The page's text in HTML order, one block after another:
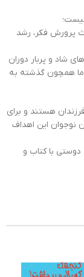
پرورش فکر، رشد
شاد و پربار دوران
ما همچون گذشته به
هستند و برای
3 ماهه تا مخاطبان نوجوان این اهداف
با کتاب و